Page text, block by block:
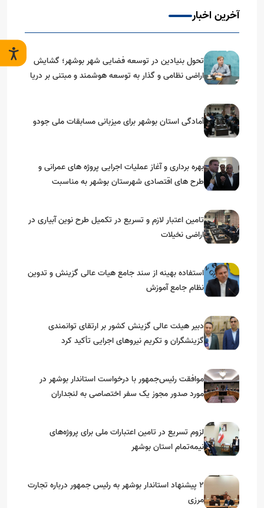
آخرین اخبار
تحول بنیادین در توسعه فضایی شهر بوشهر؛ گشایش
اراضی نظامی و گذار به توسعه هوشمند و مبتنی بر دریا
آمادگی استان بوشهر برای میزبانی مسابقات ملی جودو
بهره برداری و آغاز عملیات اجرایی پروژه های عمرانی و
طرح های اقتصادی شهرستان بوشهر به مناسبت
تامین اعتبار لازم و تسریع در تکمیل طرح نوین آبیاری در
اراضی نخیلات
استفاده بهینه از سند جامع هیات عالی گزینش و‌ تدوین
نظام جامع آموزش
دبیر هیئت عالی گزینش کشور بر ارتقای توانمندی
گزینشگران و تکریم نیروهای اجرایی تأکید کرد
موافقت رئیس‌جمهور با درخواست استاندار بوشهر در
مورد صدور مجوز یک سفر اختصاصی به لنجداران
لزوم تسریع در تامین اعتبارات ملی برای پروژه‌های
نیمه‌تمام استان بوشهر
۲ پیشنهاد استاندار بوشهر به رئیس جمهور درباره تجارت
مرزی